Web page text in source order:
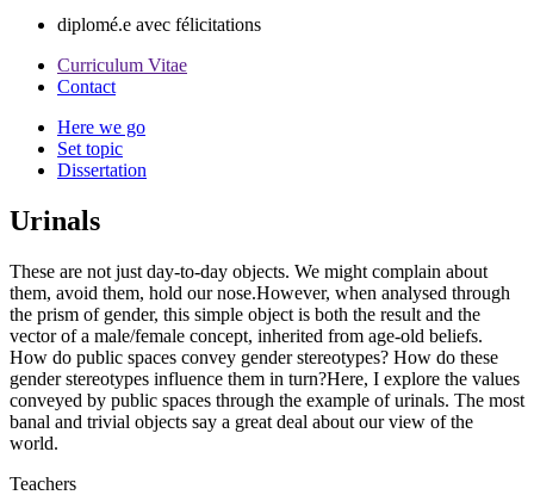
diplomé.e avec félicitations
Curriculum Vitae
Contact
Here we go
Set topic
Dissertation
Urinals
These are not just day-to-day objects. We might complain about
them, avoid them, hold our nose.However, when analysed through
the prism of gender, this simple object is both the result and the
vector of a male/female concept, inherited from age-old beliefs.
How do public spaces convey gender stereotypes? How do these
gender stereotypes influence them in turn?Here, I explore the values
conveyed by public spaces through the example of urinals. The most
banal and trivial objects say a great deal about our view of the
world.
Teachers